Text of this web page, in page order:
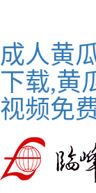
成人黄
下载,黄
视频免